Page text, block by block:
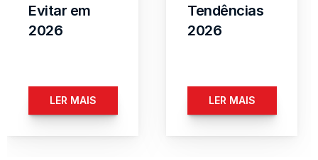
Evitar em
2026
LER MAIS
Tendências
2026
LER MAIS